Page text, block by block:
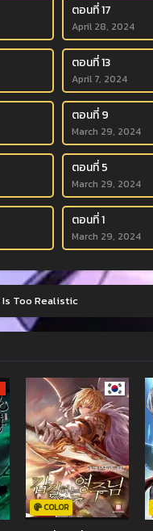
ตอนที่ 17
April 28, 2024
ตอนที่ 13
April 7, 2024
ตอนที่ 9
March 29, 2024
ตอนที่ 5
March 29, 2024
ตอนที่ 1
March 29, 2024
Is Too Realistic
COLOR